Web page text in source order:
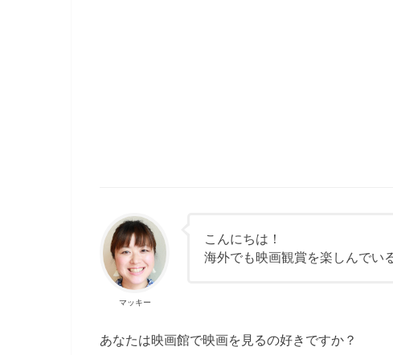
マッキー
こんにちは！
海外でも映画観賞を楽しんでい
あなたは映画館で映画を見るの好きですか？